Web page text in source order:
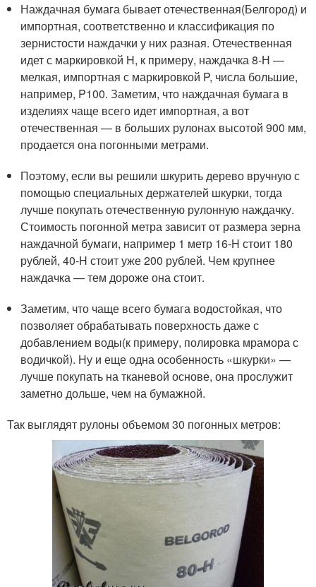
Наждачная бумага бывает отечественная(Белгород) и
импортная, соответственно и классификация по
зернистости наждачки у них разная. Отечественная
идет с маркировкой H, к примеру, наждачка 8-Н —
мелкая, импортная с маркировкой P, числа большие,
например, P100. Заметим, что наждачная бумага в
изделиях чаще всего идет импортная, а вот
отечественная — в больших рулонах высотой 900 мм,
продается она погонными метрами.
Поэтому, если вы решили шкурить дерево вручную с
помощью специальных держателей шкурки, тогда
лучше покупать отечественную рулонную наждачку.
Стоимость погонной метра зависит от размера зерна
наждачной бумаги, например 1 метр 16-H стоит 180
рублей, 40-H стоит уже 200 рублей. Чем крупнее
наждачка — тем дороже она стоит.
Заметим, что чаще всего бумага водостойкая, что
позволяет обрабатывать поверхность даже с
добавлением воды(к примеру, полировка мрамора с
водичкой). Ну и еще одна особенность «шкурки» —
лучше покупать на тканевой основе, она прослужит
заметно дольше, чем на бумажной.
Так выглядят рулоны объемом 30 погонных метров: